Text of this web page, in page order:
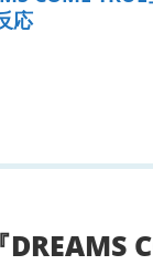
応
DREAMS